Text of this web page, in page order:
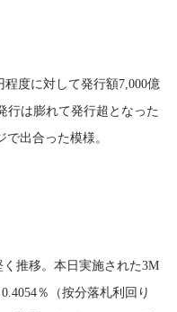
度に対して発行額7,000億
行は膨れて発行超となった
出合った模様。
推移。本日実施された3M
％（按分落札利回り